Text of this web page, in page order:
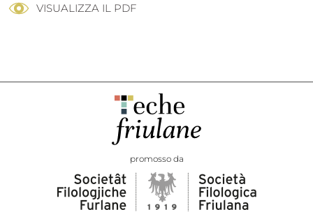
VISUALIZZA IL PDF
promosso da